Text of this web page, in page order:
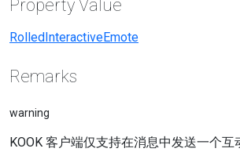
Property Value
RolledInteractiveEmote
Remarks
warning
KOOK 客户端仅支持在消息中发送一个